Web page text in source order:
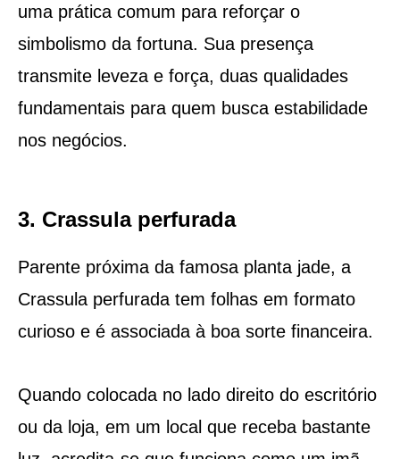
uma prática comum para reforçar o
simbolismo da fortuna. Sua presença
transmite leveza e força, duas qualidades
fundamentais para quem busca estabilidade
nos negócios.
3. Crassula perfurada
Parente próxima da famosa planta jade, a
Crassula perfurada tem folhas em formato
curioso e é associada à boa sorte financeira.
Quando colocada no lado direito do escritório
ou da loja, em um local que receba bastante